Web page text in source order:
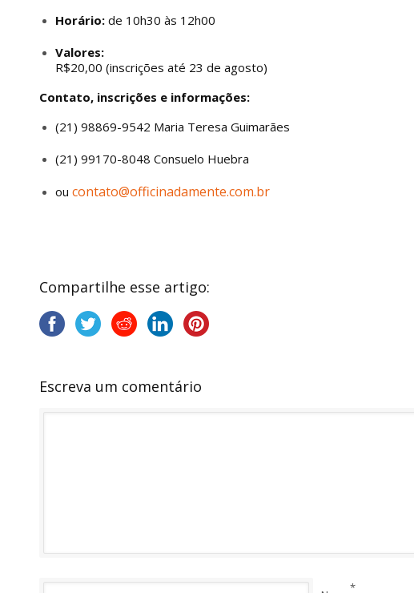
Horário: de 10h30 às 12h00
Valores:
R$20,00 (inscrições até 23 de agosto)
Contato, inscrições e informações:
(21) 98869-9542 Maria Teresa Guimarães
(21) 99170-8048 Consuelo Huebra
ou contato@officinadamente.com.br
Compartilhe esse artigo:
Escreva um comentário
*